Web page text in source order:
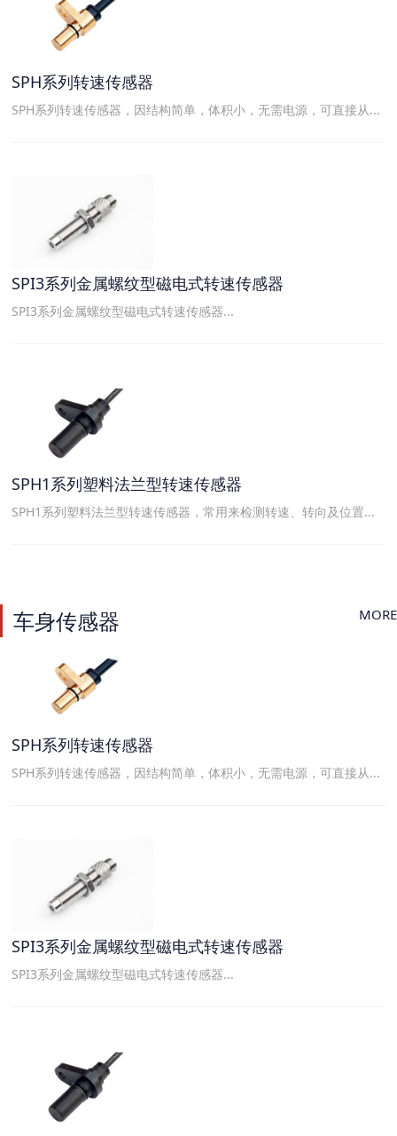
SPH系列转速传感器
SPH系列转速传感器，因结构简单，体积小，无需电源，可直接从...
SPI3系列金属螺纹型磁电式转速传感器
SPI3系列金属螺纹型磁电式转速传感器...
SPH1系列塑料法兰型转速传感器
SPH1系列塑料法兰型转速传感器，常用来检测转速、转向及位置...
车身传感器 MORE
SPH系列转速传感器
SPH系列转速传感器，因结构简单，体积小，无需电源，可直接从...
SPI3系列金属螺纹型磁电式转速传感器
SPI3系列金属螺纹型磁电式转速传感器...